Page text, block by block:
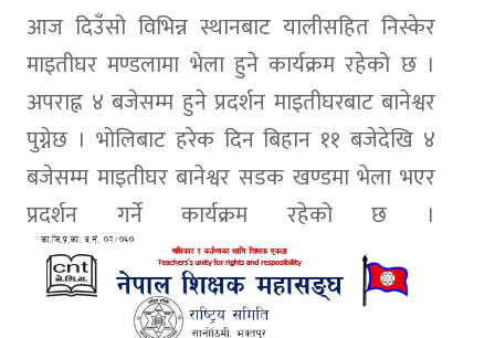
आज दिउँसो विभिन्न स्थानबाट यालीसहित निस्केर
माइतीघर मण्डलामा भेला हुने कार्यक्रम रहेको छ ।
अपराह्न ४ बजेसम्म हुने प्रदर्शन माइतीघरबाट बानेश्वर
पुग्नेछ । भोलिबाट हरेक दिन बिहान ११ बजेदेखि ४
बजेसम्म माइतीघर बानेश्वर सडक खण्डमा भेला भएर
प्रदर्शन गर्ने कार्यक्रम रहेको छ ।